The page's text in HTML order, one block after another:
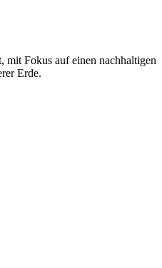
mit Fokus auf einen nachhaltigen
Erde.